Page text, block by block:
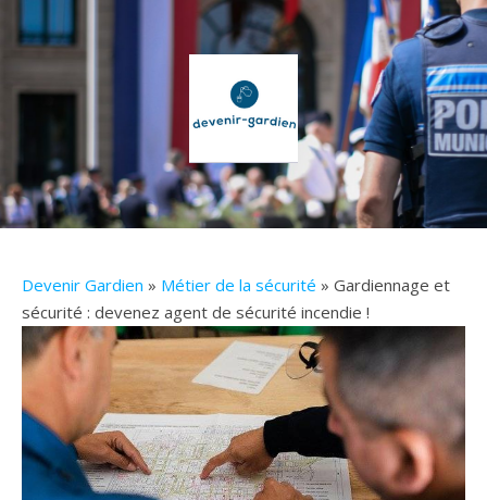
Devenir Gardien » Métier de la sécurité » Gardiennage et
sécurité : devenez agent de sécurité incendie !